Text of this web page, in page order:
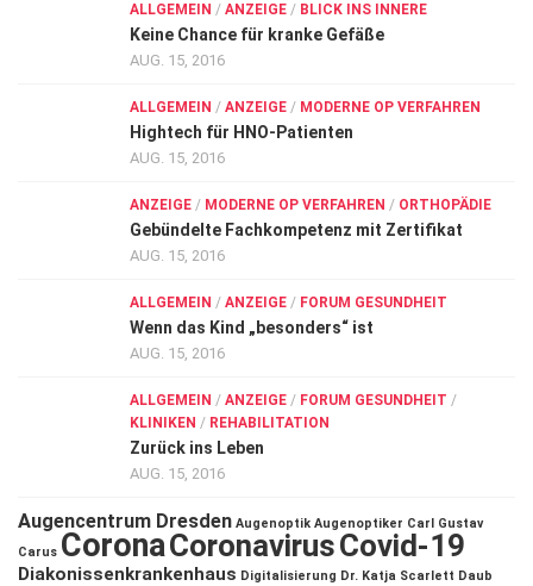
ALLGEMEIN / ANZEIGE / BLICK INS INNERE
Keine Chance für kranke Gefäße
AUG. 15, 2016
ALLGEMEIN / ANZEIGE / MODERNE OP VERFAHREN
Hightech für HNO-Patienten
AUG. 15, 2016
ANZEIGE / MODERNE OP VERFAHREN / ORTHOPÄDIE
Gebündelte Fachkompetenz mit Zertifikat
AUG. 15, 2016
ALLGEMEIN / ANZEIGE / FORUM GESUNDHEIT
Wenn das Kind „besonders“ ist
AUG. 15, 2016
ALLGEMEIN / ANZEIGE / FORUM GESUNDHEIT /
KLINIKEN / REHABILITATION
Zurück ins Leben
AUG. 15, 2016
Augencentrum Dresden Augenoptik Augenoptiker Carl Gustav
Carus CoronaCoronavirusCovid-19
Diakonissenkrankenhaus Digitalisierung Dr. Katja Scarlett Daub